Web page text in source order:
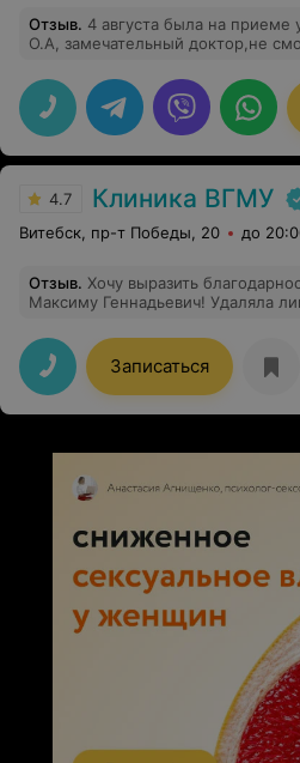
Отзыв. 4 августа была на приеме
О.А, замечательный доктор,не
4.7 Клиника ВГМУ
Витебск, пр-т Победы, 20 до
Отзыв. Хочу выразить
Максиму Геннадьевич! Удаляла
всегда на связи, ведёт до полного
Спасибо огромное за
Записаться